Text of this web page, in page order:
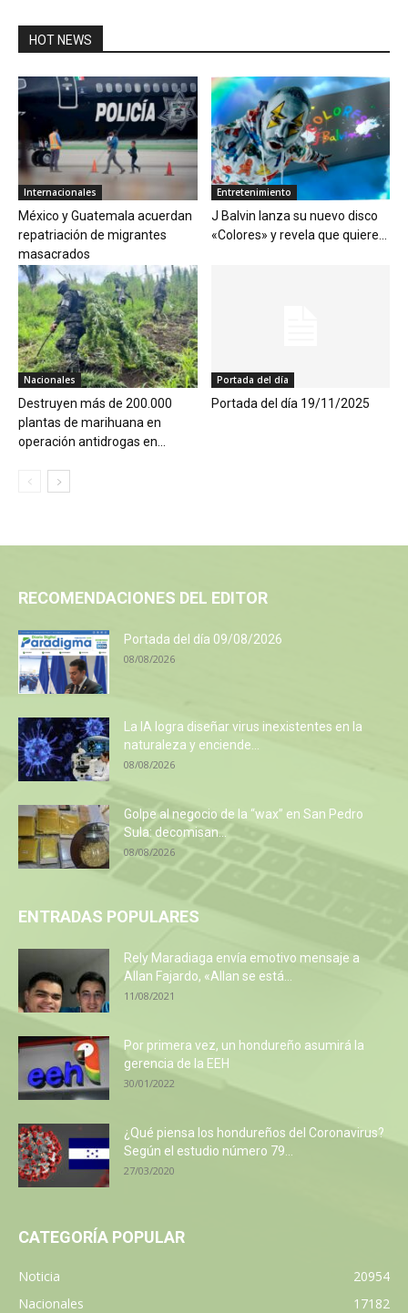
HOT NEWS
Internacionales
México y Guatemala acuerdan
repatriación de migrantes
masacrados
Entretenimiento
J Balvin lanza su nuevo disco
«Colores» y revela que quiere...
Nacionales
Destruyen más de 200.000
plantas de marihuana en
operación antidrogas en...
Portada del día
Portada del día 19/11/2025
RECOMENDACIONES DEL EDITOR
Portada del día 09/08/2026
08/08/2026
La IA logra diseñar virus inexistentes en la
naturaleza y enciende...
08/08/2026
Golpe al negocio de la “wax” en San Pedro
Sula: decomisan...
08/08/2026
ENTRADAS POPULARES
Rely Maradiaga envía emotivo mensaje a
Allan Fajardo, «Allan se está...
11/08/2021
Por primera vez, un hondureño asumirá la
gerencia de la EEH
30/01/2022
¿Qué piensa los hondureños del Coronavirus?
Según el estudio número 79...
27/03/2020
CATEGORÍA POPULAR
Noticia
20954
Nacionales
17182